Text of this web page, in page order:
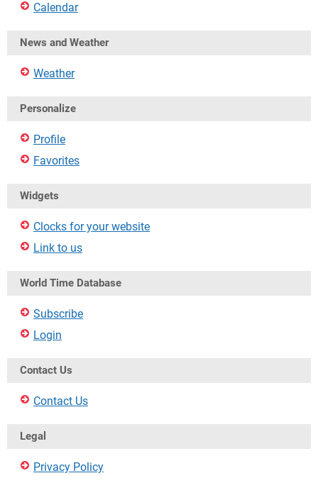
Calendar
News and Weather
Weather
Personalize
Profile
Favorites
Widgets
Clocks for your website
Link to us
World Time Database
Subscribe
Login
Contact Us
Contact Us
Legal
Privacy Policy